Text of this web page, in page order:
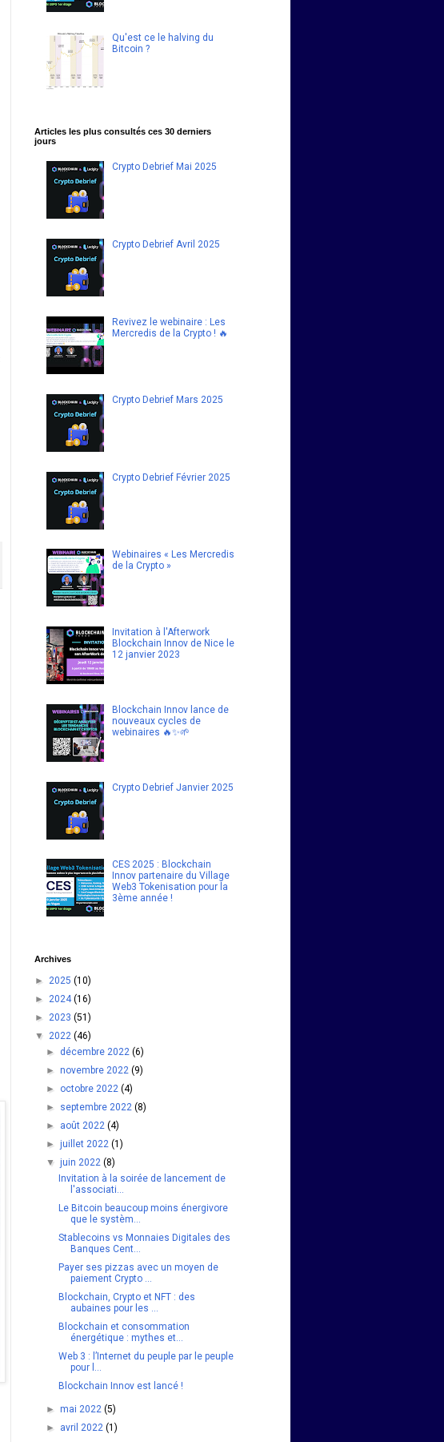
Qu'est ce le halving du
Bitcoin ?
Articles les plus consultés ces 30 derniers
jours
Crypto Debrief Mai 2025
Crypto Debrief Avril 2025
Revivez le webinaire : Les
Mercredis de la Crypto ! 🔥
Crypto Debrief Mars 2025
Crypto Debrief Février 2025
Webinaires « Les Mercredis
de la Crypto »
Invitation à l'Afterwork
Blockchain Innov de Nice le
12 janvier 2023
Blockchain Innov lance de
nouveaux cycles de
webinaires 🔥✨🌱
Crypto Debrief Janvier 2025
CES 2025 : Blockchain
Innov partenaire du Village
Web3 Tokenisation pour la
3ème année !
Archives
► 2025 (10)
► 2024(16)
► 2023 (51)
▼ 2022 (46)
► décembre 2022(6)
►novembre 2022(9)
► octobre 2022(4)
► septembre 2022(8)
► août 2022(4)
►juillet 2022(1)
▼juin 2022(8)
Invitation à la soirée de lancement de
l'associati...
Le Bitcoin beaucoup moins énergivore
que le systèm...
Stablecoins vs Monnaies Digitales des
Banques Cent...
Payer ses pizzas avec un moyen de
paiement Crypto ...
Blockchain, Crypto et NFT : des
aubaines pour les ...
Blockchain et consommation
énergétique : mythes et...
Web 3 : l’Internet du peuple par le peuple
pour l...
Blockchain Innov est lancé !
►mai 2022(5)
► avril 2022(1)